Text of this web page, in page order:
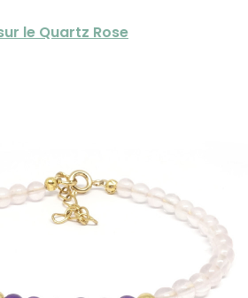
le Quartz Rose